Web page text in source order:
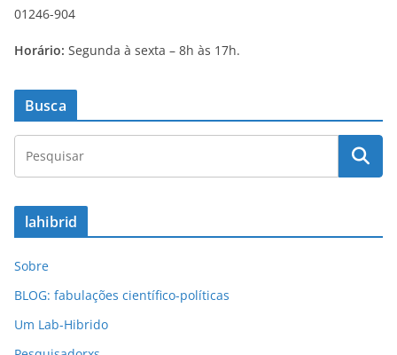
01246-904
Horário: Segunda à sexta – 8h às 17h.
Busca
lahibrid
Sobre
BLOG: fabulações científico-políticas
Um Lab-Hibrido